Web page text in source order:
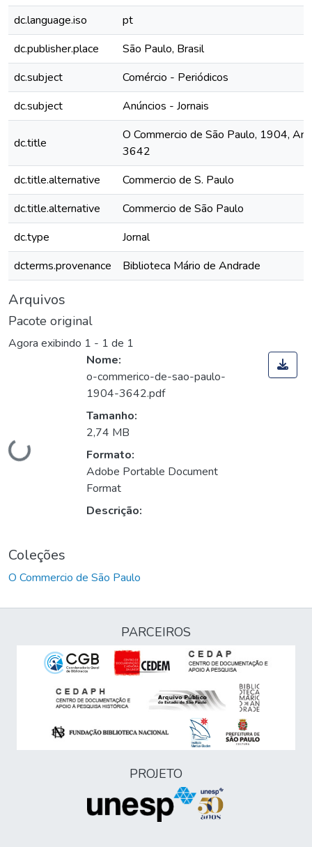
dc.language.iso
pt
dc.publisher.place
São Paulo, Brasil
dc.subject
Comércio - Periódicos
dc.subject
Anúncios - Jornais
dc.title
O Commercio de São Paulo, 1904,
3642
dc.title.alternative
Commercio de S. Paulo
dc.title.alternative
Commercio de São Paulo
dc.type
Jornal
dcterms.provenance
Biblioteca Mário de Andrade
Arquivos
Pacote original
Agora exibindo 1 - 1 de 1
Carregando...
Nome:
o-commerico-de-sao-paulo-
1904-3642.pdf
Tamanho:
2,74 MB
Formato:
Adobe Portable Document
Format
Descrição:
Coleções
O Commercio de São Paulo
PARCEIROS
PROJETO